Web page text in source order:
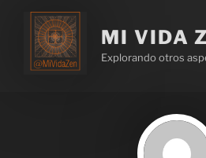
MI VIDA
Explorando otros